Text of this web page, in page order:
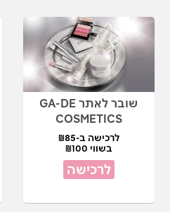
שובר לאתר GA-DE
COSMETICS
לרכישה ב-₪85
בשווי ₪100
לרכישה